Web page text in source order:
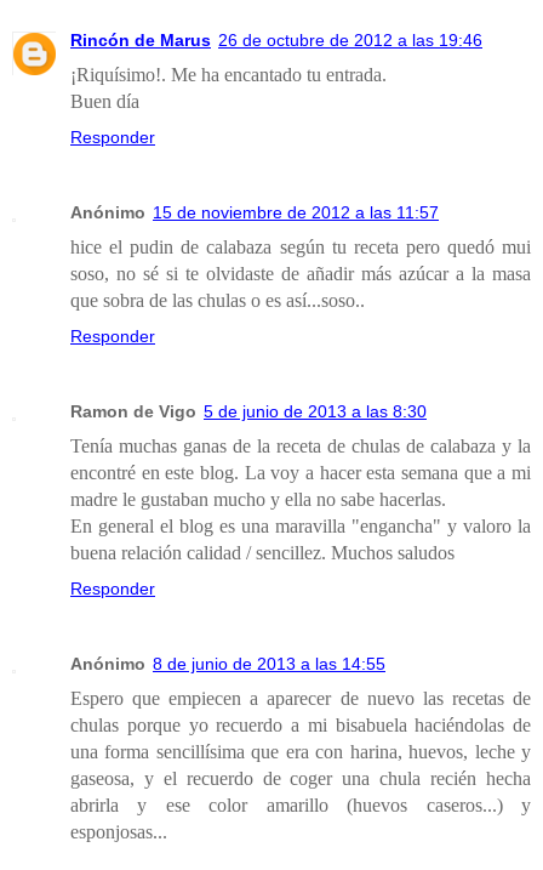
Rincón de Marus 26 de octubre de 2012 a las 19:46
¡Riquísimo!. Me ha encantado tu entrada.
Buen día
Responder
Anónimo 15 de noviembre de 2012 a las 11:57
hice el pudin de calabaza según tu receta pero quedó mui
soso, no sé si te olvidaste de añadir más azúcar a la masa
que sobra de las chulas o es así...soso..
Responder
Ramon de Vigo 5 de junio de 2013 a las 8:30
Tenía muchas ganas de la receta de chulas de calabaza y la
encontré en este blog. La voy a hacer esta semana que a mi
madre le gustaban mucho y ella no sabe hacerlas.
En general el blog es una maravilla "engancha" y valoro la
buena relación calidad / sencillez. Muchos saludos
Responder
Anónimo 8 de junio de 2013 a las 14:55
Espero que empiecen a aparecer de nuevo las recetas de
chulas porque yo recuerdo a mi bisabuela haciéndolas de
una forma sencillísima que era con harina, huevos, leche y
gaseosa, y el recuerdo de coger una chula recién hecha
abrirla y ese color amarillo (huevos caseros...) y
esponjosas...